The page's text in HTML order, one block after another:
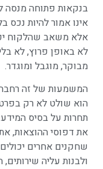
בנקאות פתוחה מנסה
אינו אמור להיות
אלא משאב שהלקוח
לא באופן פרוץ, לא
מבוקר, מוגבל ומוגדר.
המשמעות של זה
הוא שולט לא רק
תחרות על בסיס
את דפוסי ההוצאות,
שחקנים אחרים
ולבנות עליה